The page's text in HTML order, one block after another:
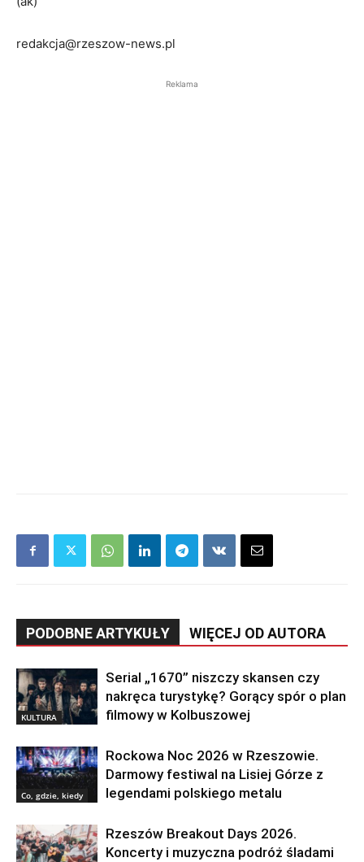
redakcja@rzeszow-news.pl
Reklama
PODOBNE ARTYKUŁY WIĘCEJ OD AUTORA
KULTURA
Serial „1670” niszczy skansen czy
nakręca turystykę? Gorący spór o plan
filmowy w Kolbuszowej
Co, gdzie, kiedy
Rockowa Noc 2026 w Rzeszowie.
Darmowy festiwal na Lisiej Górze z
legendami polskiego metalu
Rzeszów Breakout Days 2026.
Koncerty i muzyczna podróż śladami